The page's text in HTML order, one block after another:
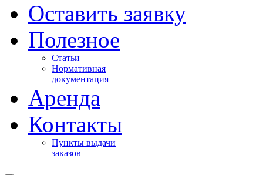
Оставить заявку
Полезное
Статьи
Нормативная
документация
Аренда
Контакты
Пункты выдачи
заказов